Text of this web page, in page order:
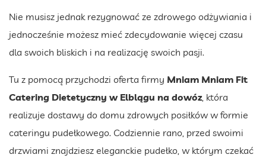
Nie musisz jednak rezygnować ze zdrowego odżywiania i
jednocześnie możesz mieć zdecydowanie więcej czasu
dla swoich bliskich i na realizację swoich pasji.
Tu z pomocą przychodzi oferta firmy Mniam Mniam Fit
Catering Dietetyczny w Elblągu na dowóz , która
realizuje dostawy do domu zdrowych posiłków w formie
cateringu pudełkowego. Codziennie rano, przed swoimi
drzwiami znajdziesz eleganckie pudełko, w którym czekać